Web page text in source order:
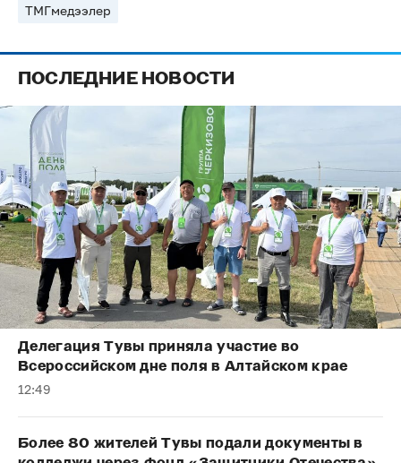
ТМГмедээлер
ПОСЛЕДНИЕ НОВОСТИ
Делегация Тувы приняла участие во
Всероссийском дне поля в Алтайском крае
12:49
Более 80 жителей Тувы подали документы в